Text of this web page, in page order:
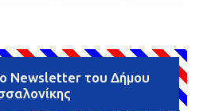
Newsletter του Δήμου